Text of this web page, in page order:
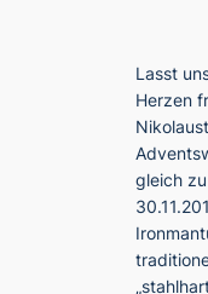
Lasst
Herzen
gleich